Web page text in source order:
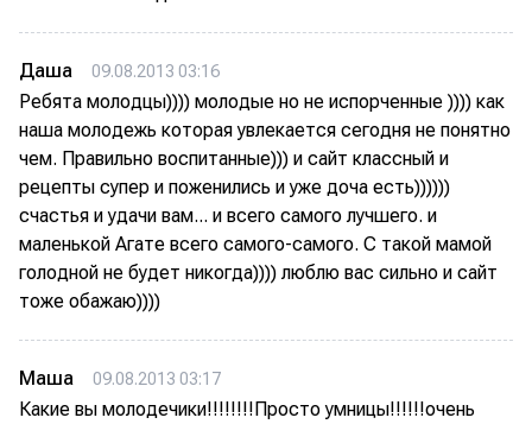
Даша 09.08.2013 03:16
Ребята молодцы)))) молодые но не испорченные )))) как
наша молодежь которая увлекается сегодня не понятно
чем. Правильно воспитанные))) и сайт классный и
рецепты супер и поженились и уже доча есть))))))
счастья и удачи вам... и всего самого лучшего. и
маленькой Агате всего самого-самого. С такой мамой
голодной не будет никогда)))) люблю вас сильно и сайт
тоже обажаю))))
Маша 09.08.2013 03:17
Какие вы молодечики!!!!!!!!Просто умницы!!!!!!очень